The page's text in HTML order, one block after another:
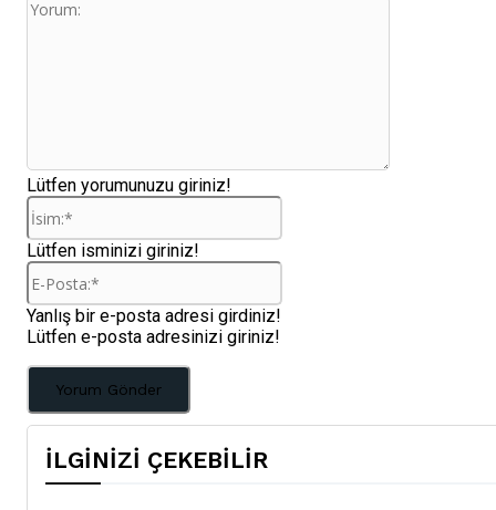
Yorum:
Lütfen yorumunuzu giriniz!
İsim:*
Lütfen isminizi giriniz!
E-
Yanlış bir e-posta adresi girdiniz!
Lütfen e-posta adresinizi giriniz!
İLGİNİZİ ÇEKEBİLİR